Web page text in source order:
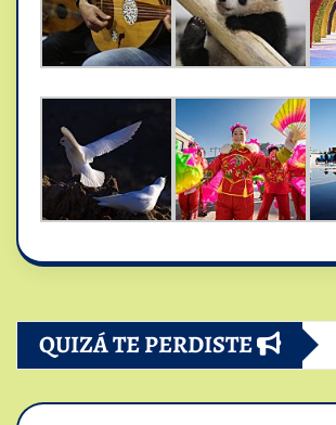
QUIZÁ TE PERDISTE